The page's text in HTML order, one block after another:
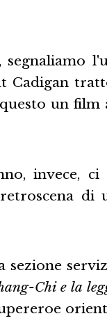
Cadigan
un
invece,
sezione
Chi e la